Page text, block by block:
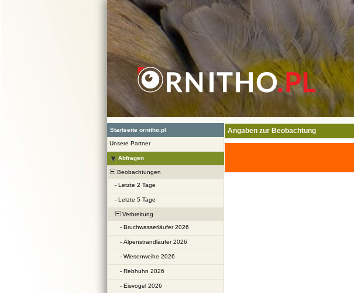
Startseite ornitho.pl
Unsere Partner
Abfragen
Beobachtungen
- Letzte 2 Tage
- Letzte 5 Tage
Verbreitung
- Bruchwasserläufer 2026
- Alpenstrandläufer 2026
- Wiesenweihe 2026
- Rebhuhn 2026
- Eisvogel 2026
Angaben zur Beobachtung